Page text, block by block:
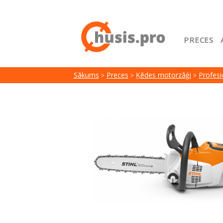
PRECES
Google
Serviss
Sākums Preces Ķēdes motorzāģi